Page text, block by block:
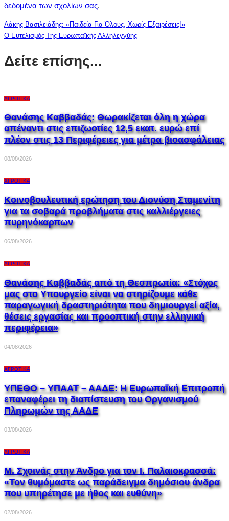
δεδομένα των σχολίων σας.
Λάκης Βασιλειάδης: «Παιδεία Για Όλους, Χωρίς Εξαιρέσεις!»
Ο Ευτελισμός Της Ευρωπαϊκής Αλληλεγγύης
Δείτε επίσης...
ΑΓΡΟΤΙΚΆ
Θανάσης Καββαδάς: Θωρακίζεται όλη η χώρα
απέναντι στις επιζωοτίες 12,5 εκατ. ευρώ επί
πλέον στις 13 Περιφέρειες για μέτρα βιοασφάλειας
08/08/2026
ΑΓΡΟΤΙΚΆ
Κοινοβουλευτική ερώτηση του Διονύση Σταμενίτη
για τα σοβαρά προβλήματα στις καλλιέργειες
πυρηνόκαρπων
06/08/2026
ΑΓΡΟΤΙΚΆ
Θανάσης Καββαδάς από τη Θεσπρωτία: «Στόχος
μας στο Υπουργείο είναι να στηρίζουμε κάθε
παραγωγική δραστηριότητα που δημιουργεί αξία,
θέσεις εργασίας και προοπτική στην ελληνική
περιφέρεια»
04/08/2026
ΑΓΡΟΤΙΚΆ
ΥΠΕΘΟ – ΥΠΑΑΤ – ΑΑΔΕ: H Ευρωπαϊκή Επιτροπή
επαναφέρει τη διαπίστευση του Οργανισμού
Πληρωμών της ΑΑΔΕ
03/08/2026
ΑΓΡΟΤΙΚΆ
Μ. Σχοινάς στην Άνδρο για τον Ι. Παλαιοκρασσά:
«Τον θυμόμαστε ως παράδειγμα δημόσιου άνδρα
που υπηρέτησε με ήθος και ευθύνη»
02/08/2026